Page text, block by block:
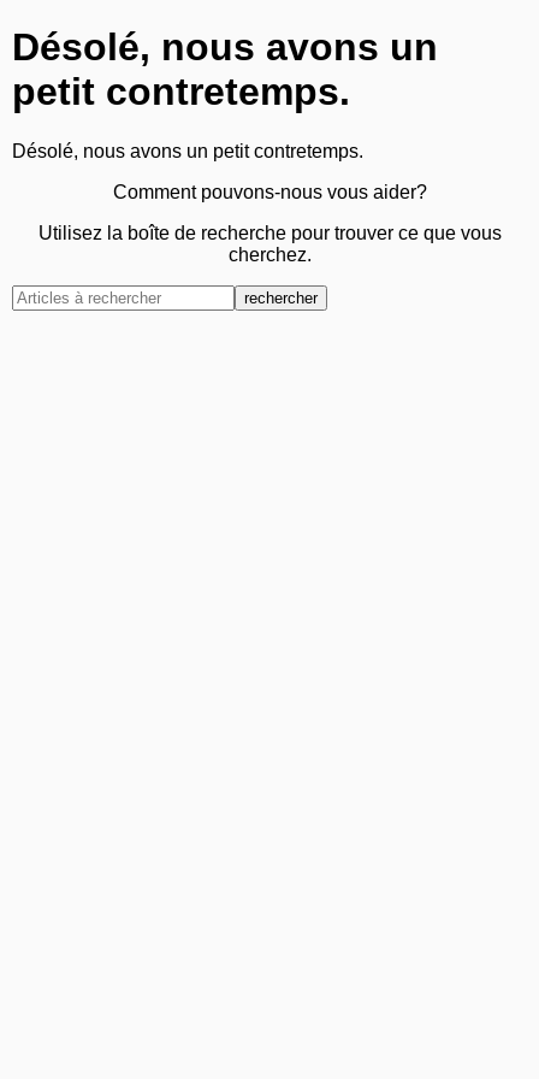
Désolé, nous avons un
petit contretemps.
Désolé, nous avons un petit contretemps.
Comment pouvons-nous vous aider?
Utilisez la boîte de recherche pour trouver ce que vous
cherchez.
rechercher